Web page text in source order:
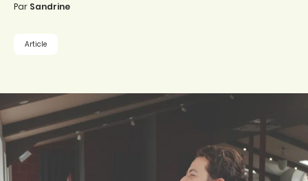
Par Sandrine
Article